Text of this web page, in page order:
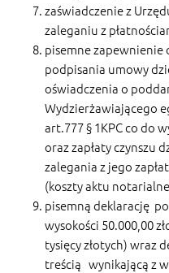
zaświadczenie z
zaleganiu z
pisemne zapewnienie
podpisania umowy
oświadczenia o
Wydzierżawiającego
art.777 § 1KPC co do
oraz zapłaty czynszu
zalegania z jego
(koszty aktu
pisemną deklarację
wysokości 50.000,00
tysięcy złotych) wraz
treścią wynikającą z